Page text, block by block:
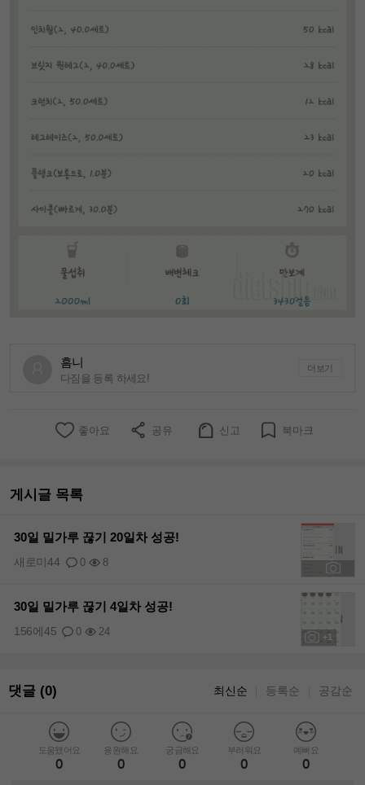
흠니
다짐을 등록 하세요!
더보기
좋아요 공유 신고 북마크
게시글 목록
30일 밀가루 끊기 20일차 성공!
0 8
새로미44
+1
30일 밀가루 끊기 4일차 성공!
0 24
156에45
댓글 (0) 최신순 등록순 공감순
도움됐어요
0
응원해요
0
궁금해요
0
부러워요
0
예뻐요
0